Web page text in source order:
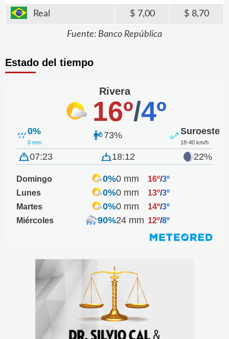
Real 7,00 8,70
Fuente: Banco República
Estado del tiempo
Rivera
16º/4º
0%
0 mm
73% Suroeste
18-40 km/h
07:23 18:12 22%
Domingo 0%0 mm 16º/3º
Lunes
0%0 mm 13º/3º
Martes
0%0 mm 14º/3º
Miércoles
90%24 mm 12º/8º